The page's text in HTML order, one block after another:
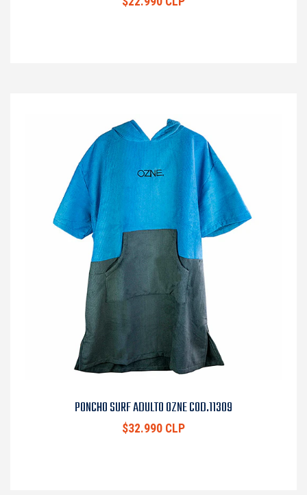
PONCHO SURF ADULTO OZNE COD.11309
$32.990 CLP